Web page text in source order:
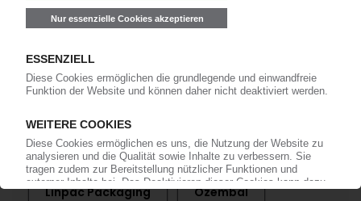
Greif Groupe Guillin
IK - Industrievereinigung
Kunststoffverpackungen
Linpac Packaging Ozembal